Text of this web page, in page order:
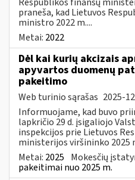
praneša, kad Lietuvos
ministro 2022 m....
Metai: 2022
Dėl kai kurių akcizais
apyvartos duomenų
pakeitimo
Web turinio sąrašas 2025-
Informuojame, kad buvo
lapkričio 29 d. įsigaliojo
inspekcijos prie Lietuvos
ministerijos viršininko 2025
Metai: 2025 Mokesčių
pakeitimai nuo 2025 m.